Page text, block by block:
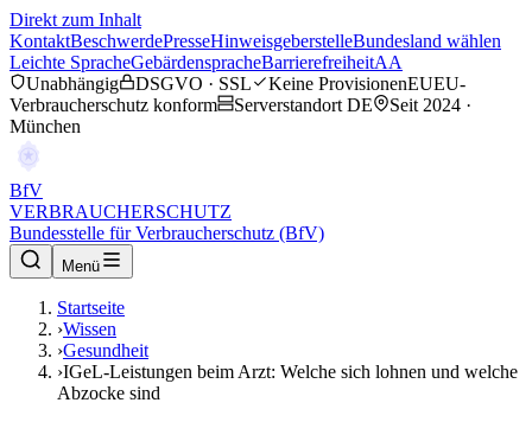
Direkt zum Inhalt
KontaktBeschwerdePresseHinweisgeberstelleBundesland wählen
Leichte SpracheGebärdenspracheBarrierefreiheitAA
Unabhängig
DSGVO · SSL Keine ProvisionenEUEU-
Verbraucherschutz konform
Serverstandort DE
Seit 2024 ·
München
BfV
VERBRAUCHERSCHUTZ
Bundesstelle für Verbraucherschutz (BfV)
Menü
Startseite
›Wissen
›Gesundheit
›IGeL-Leistungen beim Arzt: Welche sich lohnen und welche
Abzocke sind